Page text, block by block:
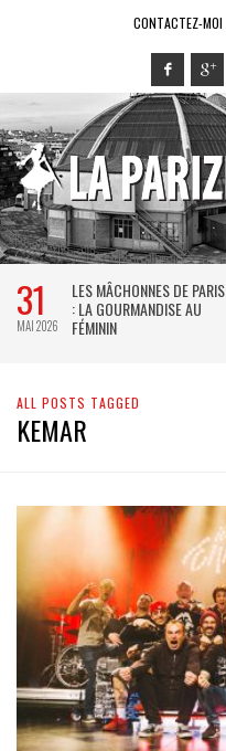
CONTACTEZ-MOI
31
MAI 2026
LES MÂCHONNES DE PARIS
: LA GOURMANDISE AU
FÉMININ
ALL POSTS TAGGED
KEMAR